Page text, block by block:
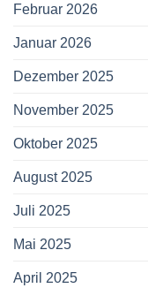
Februar 2026
Januar 2026
Dezember 2025
November 2025
Oktober 2025
August 2025
Juli 2025
Mai 2025
April 2025